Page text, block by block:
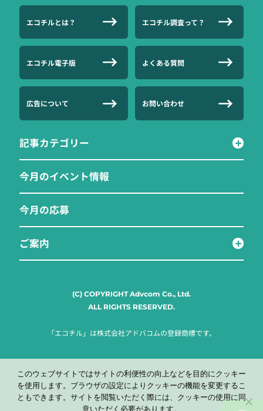
エコチルとは？ エコチル調査って？
エコチル電子版 よくある質問
広告について お問い合わせ
記事カテゴリー
今月のイベント情報
今月の応募
ご案内
(C) COPYRIGHT Advcom Co., Ltd.
ALL RIGHTS RESERVED.
「エコチル」は株式会社アドバコムの登録商標です。
このウェブサイトではサイトの利便性の向上などを目的にクッキー
を使用します。ブラウザの設定によりクッキーの機能を変更するこ
ともできます。サイトを閲覧いただく際には、クッキーの使用に同
意いただく必要があります。